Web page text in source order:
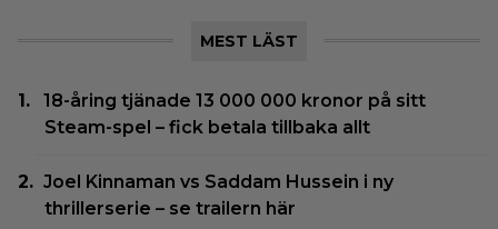
MEST LÄST
18-åring tjänade 13 000 000 kronor på sitt
Steam-spel – fick betala tillbaka allt
Joel Kinnaman vs Saddam Hussein i ny
thrillerserie – se trailern här